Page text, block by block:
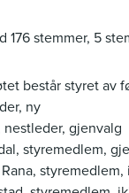
176 stemmer, 5
består styret av
ny
gjenvalg
styremedlem,
styremedlem,